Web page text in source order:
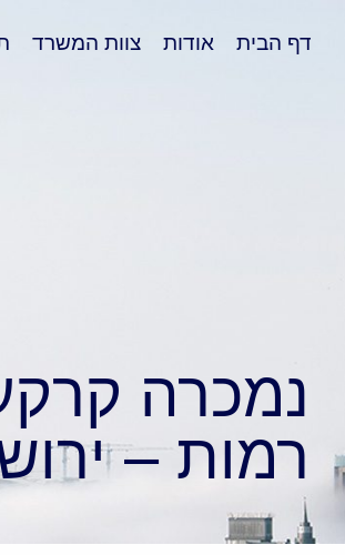
דף הבית אודות צוות המשרד
נמכרה
רמות –